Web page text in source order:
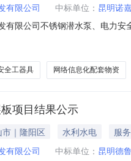
有限公司 中标单位： 昆明诺
有限公司不锈钢潜水泵、电力
第三成交候选人：云南秦岩电
全工器具 网络信息化配套物资
项目结果公示
｜隆阳区 水利水电
服务
有限公司 中标单位： 昆明德